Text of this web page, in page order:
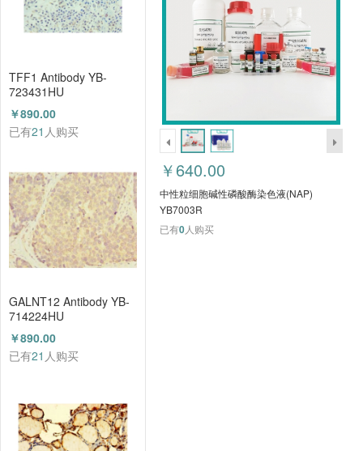
TFF1 Antibody YB-
723431HU
￥890.00
已有21 人购买
GALNT12 Antibody YB-
714224HU
￥890.00
已有21 人购买
￥640.00
中性粒细胞碱性磷酸酶染色液(NAP)
YB7003R
已有0人购买